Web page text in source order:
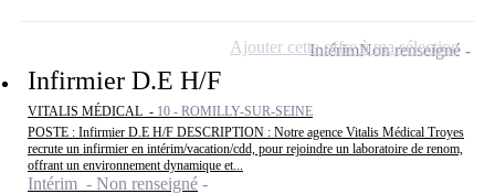
Infirmier D.E H/F
VITALIS MÉDICAL - 10 - ROMILLY-SUR-SEINE
POSTE : Infirmier D.E H/F DESCRIPTION : Notre agence Vitalis Médical Troyes
recrute un infirmier en intérim/vacation/cdd, pour rejoindre un laboratoire de renom,
offrant un environnement dynamique et...
Intérim - Non renseigné
IntérimNon renseigné
Ajouter cette offre à ma sélection